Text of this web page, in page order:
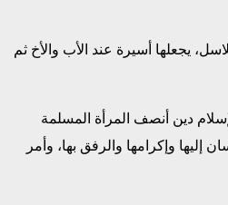
يجعلها أسيرة عند الأب والأخ ثم
دين أنصف المرأة المسلمة
وإكرامها والرفق بها، وأمر